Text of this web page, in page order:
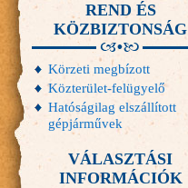
REND ÉS
KÖZBIZTONSÁG
Körzeti megbízott
Közterület-felügyelő
Hatóságilag elszállított
gépjárművek
VÁLASZTÁSI
INFORMÁCIÓK